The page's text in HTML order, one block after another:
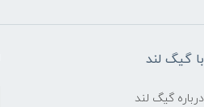
با گیگ لند
درباره گیگ لند